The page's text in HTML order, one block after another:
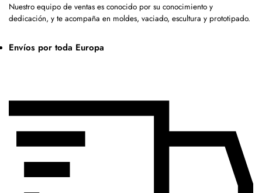
Nuestro equipo de ventas es conocido por su conocimiento y
dedicación, y te acompaña en moldes, vaciado, escultura y prototipado.
Envíos por toda Europa